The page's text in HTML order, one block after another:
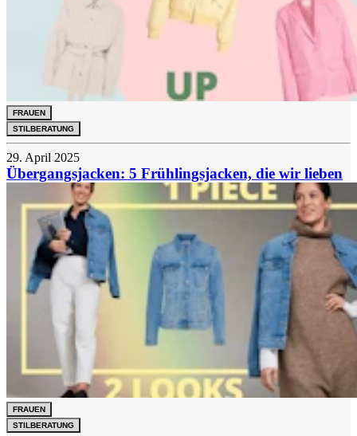
FRAUEN
STILBERATUNG
29. April 2025
Übergangsjacken: 5 Frühlingsjacken, die wir lieben
FRAUEN
STILBERATUNG